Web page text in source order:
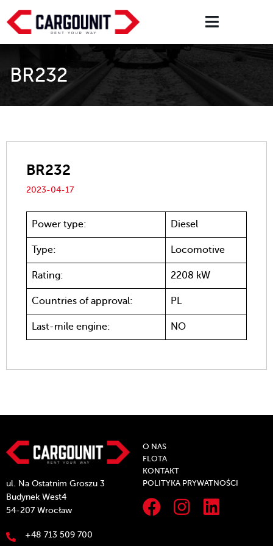
BR232
BR232
2023-04-17
Power type: Diesel
Type: Locomotive
Rating: 2208 kW
Countries of approval: PL
Last-mile engine: NO
ul. Na Ostatnim Groszu 3
Budynek West4
54-207 Wrocław
+48 713 509 700
O NAS
FLOTA
KONTAKT
POLITYKA PRYWATNOŚCI